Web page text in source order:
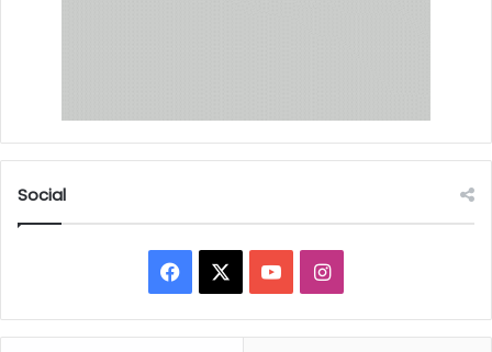
Social
Facebook YouTubeInstagram